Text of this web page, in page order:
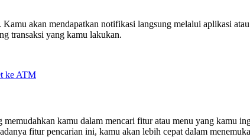
akan mendapatkan notifikasi langsung melalui aplikasi
transaksi yang kamu lakukan.
ke ATM
kamu dalam mencari fitur atau menu yang kamu
fitur pencarian ini, kamu akan lebih cepat dalam